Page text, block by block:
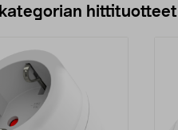
hittituotteet